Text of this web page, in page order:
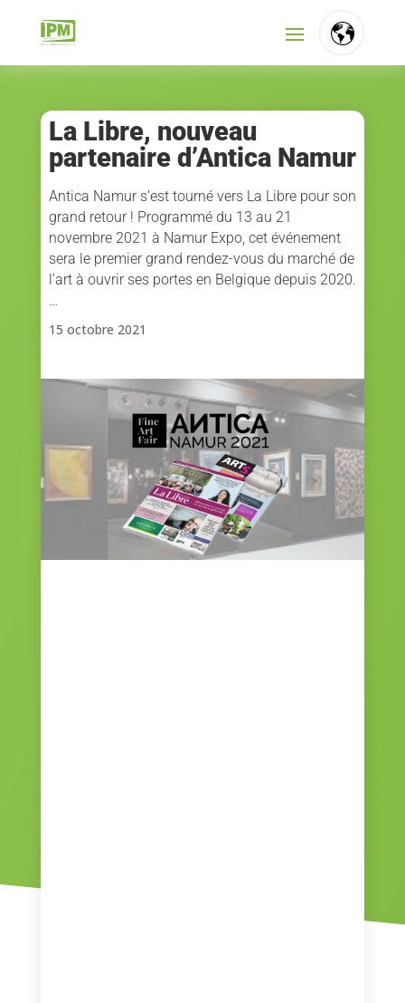
EN
La Libre, nouveau
partenaire d’Antica Namur
Antica Namur s’est tourné vers La Libre pour son
grand retour ! Programmé du 13 au 21
novembre 2021 à Namur Expo, cet événement
sera le premier grand rendez-vous du marché de
l’art à ouvrir ses portes en Belgique depuis 2020.
…
15 octobre 2021